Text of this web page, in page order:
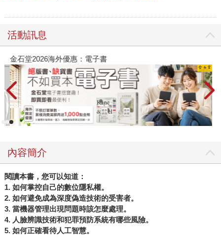
活動訊息
金石堂2026海外優惠：電子書
內容簡介
閱讀本書，您可以知道：
1. 如何掌控自己的數位隱私權。
2. 如何避免成為深度偽造技術的受害者。
3. 當機器管理出現問題時該怎麼處理。
4. 人臉辨識技術和犯罪預防系統有哪些風險。
5. 如何正確看待人工智慧。